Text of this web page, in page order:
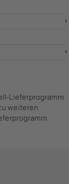
Lieferprogramm
weiteren